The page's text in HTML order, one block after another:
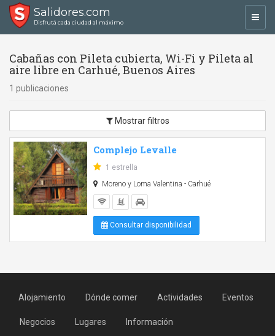
Salidores.com
Disfrutá cada ciudad al máximo
Cabañas con Pileta cubierta, Wi-Fi y Pileta al
aire libre en Carhué, Buenos Aires
1 publicaciones
Mostrar filtros
Complejo Levalle
1 estrella
Moreno y Loma Valentina - Carhué
Consultar disponibilidad
Alojamiento Dónde comer Actividades Eventos
Negocios Lugares Información